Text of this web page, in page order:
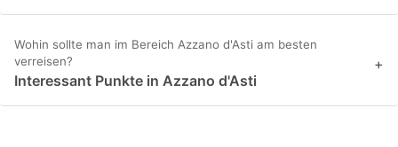
Wohin sollte man im Bereich Azzano d'Asti am besten
verreisen?
Interessant Punkte in Azzano d'Asti
+